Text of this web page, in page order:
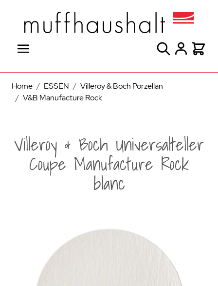
Suche
Home / ESSEN / Villeroy & Boch Porzellan
/ V&B Manufacture Rock
Villeroy & Boch Universalteller
Coupe Manufacture Rock
blanc